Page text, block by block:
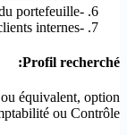
-Établir les tableaux de bord de l’activité du portefeuille,
-Communiquer, informer et orienter vos clients internes.
Profil recherché:
équivalent, option
ou Contrôle.